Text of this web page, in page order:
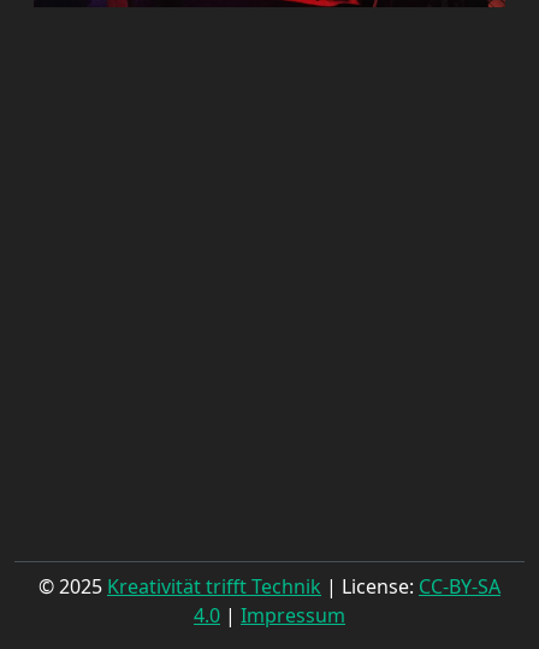
© 2025 Kreativität trifft Technik | License: CC-BY-SA
4.0 | Impressum